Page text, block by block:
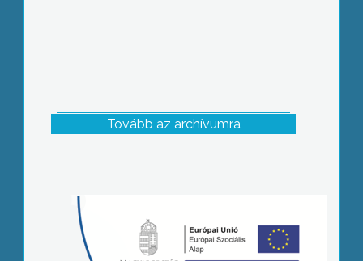
Tovább az archívumra